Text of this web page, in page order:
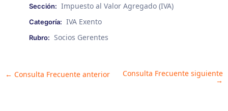
Sección: Impuesto al Valor Agregado (IVA)
Categoría: IVA Exento
Rubro: Socios Gerentes
Post
← Consulta Frecuente anterior Consulta Frecuente siguiente
→